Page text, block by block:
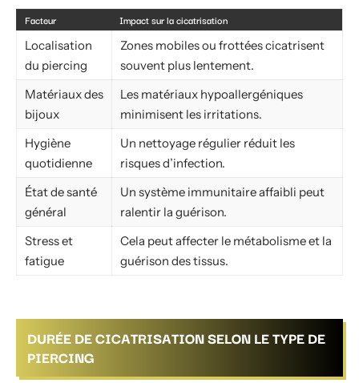
Facteur
Impact sur la cicatrisation
Localisation
du piercing
Zones mobiles ou frottées cicatrisent
souvent plus lentement.
Matériaux des
bijoux
Les matériaux hypoallergéniques
minimisent les irritations.
Hygiène
quotidienne
Un nettoyage régulier réduit les
risques d’infection.
État de santé
général
Un système immunitaire affaibli peut
ralentir la guérison.
Stress et
fatigue
Cela peut affecter le métabolisme et la
guérison des tissus.
DURÉE DE CICATRISATION SELON LE TYPE DE
PIERCING